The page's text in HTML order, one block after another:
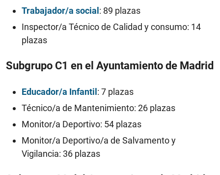
Trabajador/a social : 89 plazas
Inspector/a Técnico de Calidad y consumo: 14
plazas
Subgrupo C1 en el Ayuntamiento de Madrid
Educador/a Infantil : 7 plazas
Técnico/a de Mantenimiento: 26 plazas
Monitor/a Deportivo: 54 plazas
Monitor/a Deportivo/a de Salvamento y
Vigilancia: 36 plazas